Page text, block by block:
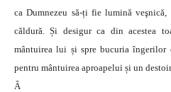
ca Dumnezeu să-ți fie lumină
căldură. Și desigur ca din acestea
mântuirea lui și spre bucuria
pentru mântuirea aproapelui și un
Â